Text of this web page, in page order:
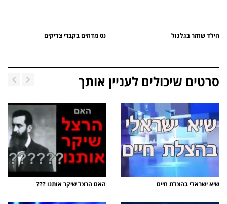
הילד שחזר בגלגול נס מדהים בקברי צדיקים
סרטים שיכולים לעניין אותך
שיא ישראלי בהצלת חיים האם הרצל שיקר אותנו ???